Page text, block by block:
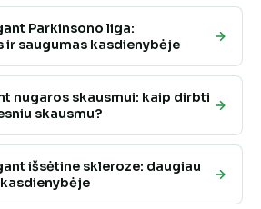
Parkinsono liga:
ir saugumas kasdienybėje
nugaros skausmui: kaip dirbti
skausmu?
išsėtine skleroze: daugiau